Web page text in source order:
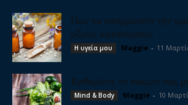
Πως να εφαρμόσετε την
οξείες καταστάσεις
Η υγεία μου Maggie - 11
Καθαρίστε το συκώτι σας
Mind & Body Maggie - 10